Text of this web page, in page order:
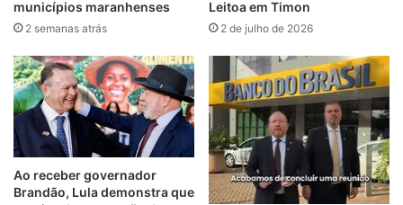
instalações da Faculdade Laboro, na Cidade
estiveram presentes nas palestras.
“Fiquei muito satisfeito com a presença do
Sebrae hoje no nosso bairro. É uma grande
oportunidade para tirarmos nossas dúvidas
e buscarmos soluções para alguns dos
municípios maranhenses
2 semanas atrás
Leitoa em Timon
2 de julho de 2026
Ao receber governador
Brandão, Lula demonstra que